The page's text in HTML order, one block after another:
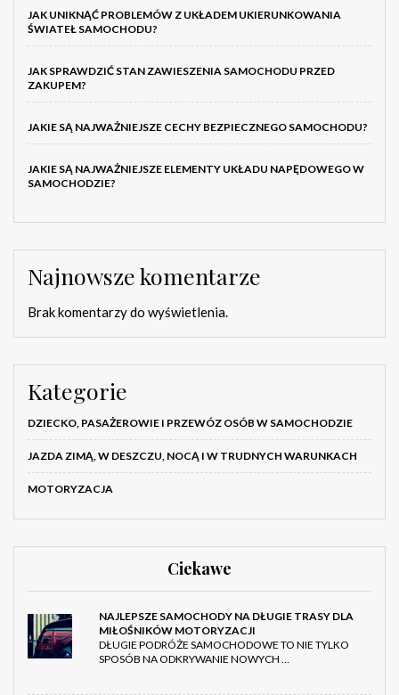
JAK UNIKNĄĆ PROBLEMÓW Z UKŁADEM UKIERUNKOWANIA
ŚWIATEŁ SAMOCHODU?
JAK SPRAWDZIĆ STAN ZAWIESZENIA SAMOCHODU PRZED
ZAKUPEM?
JAKIE SĄ NAJWAŻNIEJSZE CECHY BEZPIECZNEGO SAMOCHODU?
JAKIE SĄ NAJWAŻNIEJSZE ELEMENTY UKŁADU NAPĘDOWEGO W
SAMOCHODZIE?
Najnowsze komentarze
Brak komentarzy do wyświetlenia.
Kategorie
DZIECKO, PASAŻEROWIE I PRZEWÓZ OSÓB W SAMOCHODZIE
JAZDA ZIMĄ, W DESZCZU, NOCĄ I W TRUDNYCH WARUNKACH
MOTORYZACJA
Ciekawe
NAJLEPSZE SAMOCHODY NA DŁUGIE TRASY DLA
MIŁOŚNIKÓW MOTORYZACJI
DŁUGIE PODRÓŻE SAMOCHODOWE TO NIE TYLKO
SPOSÓB NA ODKRYWANIE NOWYCH …